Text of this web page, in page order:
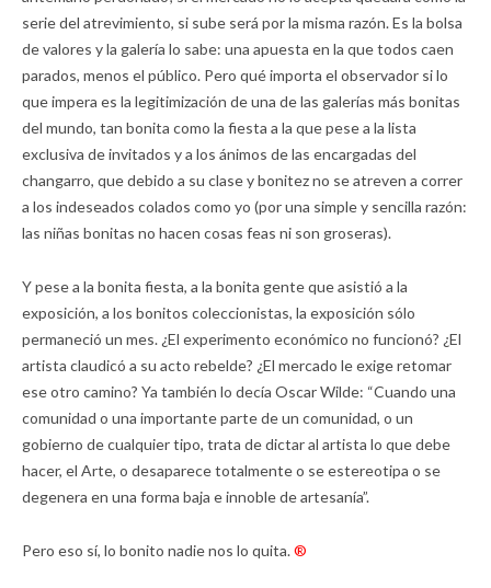
serie del atrevimiento, si sube será por la misma razón. Es la bolsa
de valores y la galería lo sabe: una apuesta en la que todos caen
parados, menos el público. Pero qué importa el observador si lo
que impera es la legitimización de una de las galerías más bonitas
del mundo, tan bonita como la fiesta a la que pese a la lista
exclusiva de invitados y a los ánimos de las encargadas del
changarro, que debido a su clase y bonitez no se atreven a correr
a los indeseados colados como yo (por una simple y sencilla razón:
las niñas bonitas no hacen cosas feas ni son groseras).
Y pese a la bonita fiesta, a la bonita gente que asistió a la
exposición, a los bonitos coleccionistas, la exposición sólo
permaneció un mes. ¿El experimento económico no funcionó? ¿El
artista claudicó a su acto rebelde? ¿El mercado le exige retomar
ese otro camino? Ya también lo decía Oscar Wilde: “Cuando una
comunidad o una importante parte de un comunidad, o un
gobierno de cualquier tipo, trata de dictar al artista lo que debe
hacer, el Arte, o desaparece totalmente o se estereotipa o se
degenera en una forma baja e innoble de artesanía”.
Pero eso sí, lo bonito nadie nos lo quita.®